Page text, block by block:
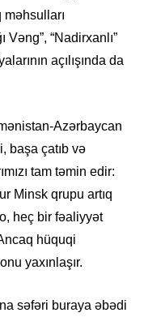
məhsulları
Vəng”, “Nadirxanlı”
açılışında da
Azərbaycan
başa çatıb və
tam təmin edir:
Minsk qrupu artıq
heç bir fəaliyyət
hüquqi
yaxınlaşır.
səfəri buraya əbədi